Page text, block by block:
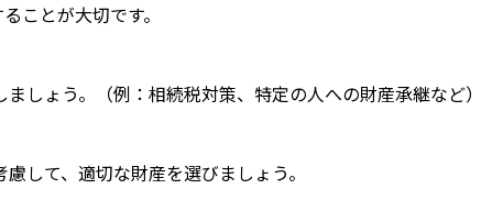
ことが大切です。
しょう。（例：相続税対策、特定の人への財産承継など）
して、適切な財産を選びましょう。